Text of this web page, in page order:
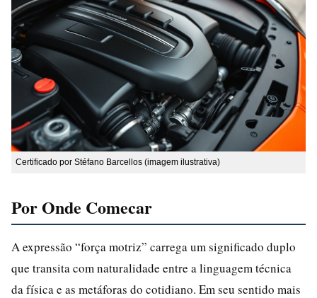
Certificado por Stéfano Barcellos (imagem ilustrativa)
Por Onde Comecar
A expressão “força motriz” carrega um significado duplo
que transita com naturalidade entre a linguagem técnica
da física e as metáforas do cotidiano. Em seu sentido mais